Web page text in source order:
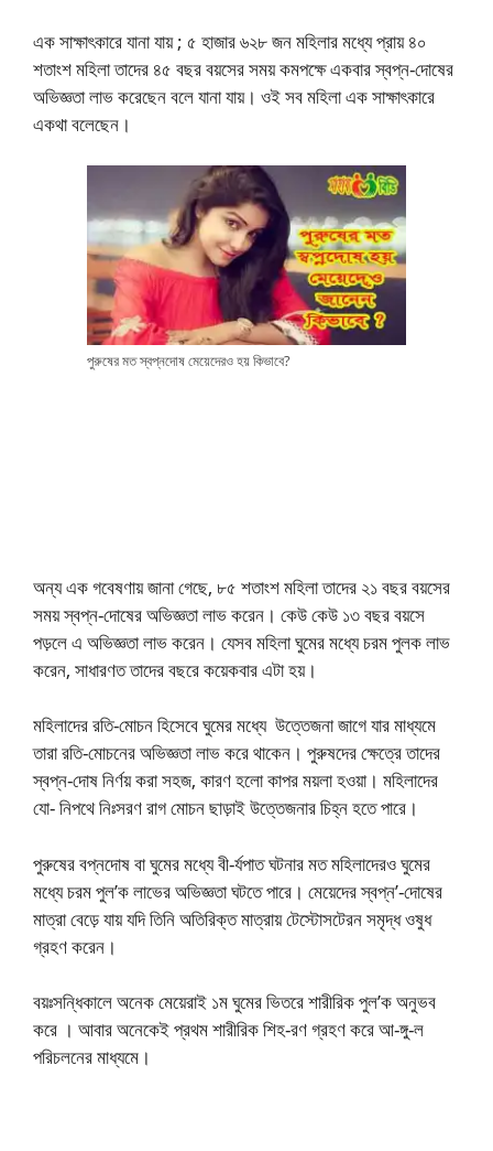
এক সাক্ষাৎকারে যানা যায় ; ৫ হাজার ৬২৮ জন মহিলার মধ্যে প্রায় ৪০
শতাংশ মহিলা তাদের ৪৫ বছর বয়সের সময় কমপক্ষে একবার স্বপ্ন-দোষের
অভিজ্ঞতা লাভ করেছেন বলে যানা যায়। ওই সব মহিলা এক সাক্ষাৎকারে
একথা বলেছেন।
পুরুষের মত স্বপ্নদোষ মেয়েদেরও হয় কিভাবে?
অন্য এক গবেষণায় জানা গেছে, ৮৫ শতাংশ মহিলা তাদের ২১ বছর বয়সের
সময় স্বপ্ন-দোষের অভিজ্ঞতা লাভ করেন। কেউ কেউ ১৩ বছর বয়সে
পড়লে এ অভিজ্ঞতা লাভ করেন। যেসব মহিলা ঘুমের মধ্যে চরম পুলক লাভ
করেন, সাধারণত তাদের বছরে কয়েকবার এটা হয়।
মহিলাদের রতি-মোচন হিসেবে ঘুমের মধ্যে উত্তেজনা জাগে যার মাধ্যমে
তারা রতি-মোচনের অভিজ্ঞতা লাভ করে থাকেন। পুরুষদের ক্ষেত্রে তাদের
স্বপ্ন-দোষ নির্ণয় করা সহজ, কারণ হলো কাপর ময়লা হওয়া। মহিলাদের
যো- নিপথে নিঃসরণ রাগ মোচন ছাড়াই উত্তেজনার চিহ্ন হতে পারে।
পুরুষের বপ্নদোষ বা ঘুমের মধ্যে বী-র্যপাত ঘটনার মত মহিলাদেরও ঘুমের
মধ্যে চরম পুল’ক লাভের অভিজ্ঞতা ঘটতে পারে। মেয়েদের স্বপ্ন’-দোষের
মাত্রা বেড়ে যায় যদি তিনি অতিরিক্ত মাত্রায় টেস্টোসটেরন সমৃদ্ধ ওষুধ
গ্রহণ করেন।
বয়ঃসন্ধিকালে অনেক মেয়েরাই ১ম ঘুমের ভিতরে শারীরিক পুল’ক অনুভব
করে । আবার অনেকেই প্রথম শারীরিক শিহ-রণ গ্রহণ করে আ-ঙ্গু-ল
পরিচলনের মাধ্যমে।